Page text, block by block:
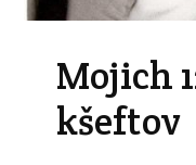
Mojich
kšeftov